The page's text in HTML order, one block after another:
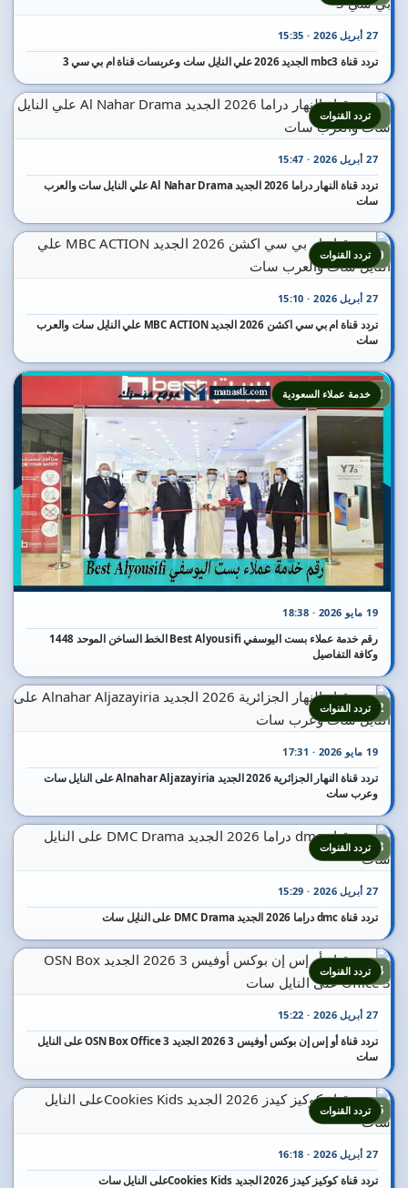
27 أبريل 2026 · 15:35
تردد قناة mbc3 الجديد 2026 علي النايل سات وعربسات قناة ام بي سي 3
9
27 أبريل 2026 · 15:47
تردد قناة النهار دراما 2026 الجديد Al Nahar Drama علي النايل سات والعرب
سات
تردد القنوات
10
27 أبريل 2026 · 15:10
تردد قناة ام بي سي اكشن 2026 الجديد MBC ACTION علي النايل سات والعرب
سات
تردد القنوات
11
19 مايو 2026 · 18:38
رقم خدمة عملاء بست اليوسفي Best Alyousifi الخط الساخن الموحد 1448
وكافة التفاصيل
خدمة عملاء السعودية
12
19 مايو 2026 · 17:31
تردد قناة النهار الجزائرية 2026 الجديد Alnahar Aljazayiria على النايل سات
وعرب سات
تردد القنوات
13
27 أبريل 2026 · 15:29
تردد قناة dmc دراما 2026 الجديد DMC Drama على النايل سات
تردد القنوات
14
27 أبريل 2026 · 15:22
تردد قناة أو إس إن بوكس أوفيس 3 2026 الجديد OSN Box Office 3 على النايل
سات
تردد القنوات
15
27 أبريل 2026 · 16:18
تردد قناة كوكيز كيدز 2026 الجديد Cookies Kidsعلى النايل سات
تردد القنوات